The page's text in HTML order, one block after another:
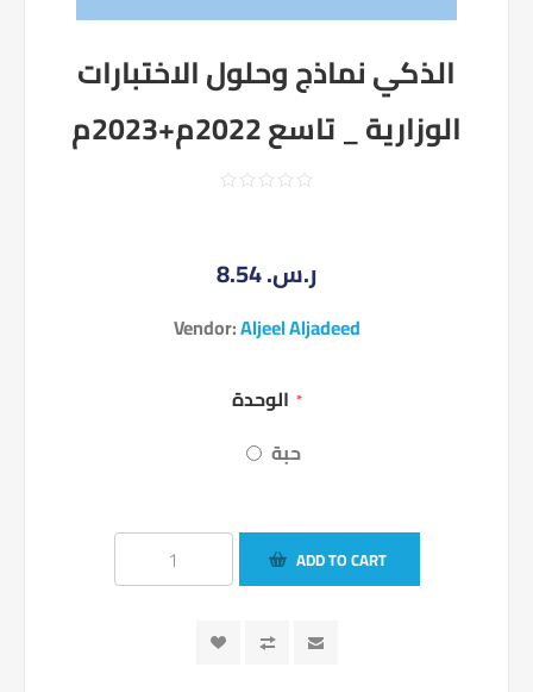
الذكي نماذج وحلول الاختبارات
الوزارية _ تاسع 2022م+2023م
8.54 ر.س.‏
Vendor:Aljeel Aljadeed
*
حبة
ADD TO CART